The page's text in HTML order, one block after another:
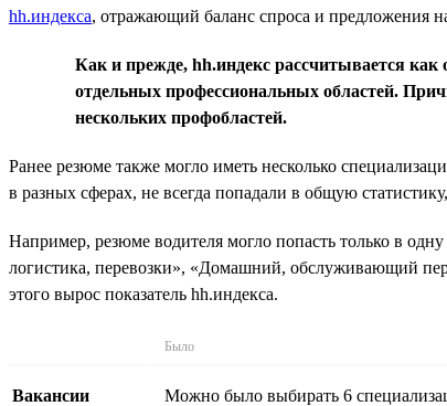
hh.индекса, отражающий баланс спроса и предложения
Как и прежде, hh.индекс рассчитывается как
отдельных профессиональных областей.
нескольких профобластей.
Ранее резюме также могло иметь несколько
в разных сферах, не всегда попадали в общую
Например, резюме водителя могло попасть только в
логистика, перевозки», «Домашний, обслуживающий
этого вырос показатель hh.индекса.
Было
Вакансии Можно было выбирать 6